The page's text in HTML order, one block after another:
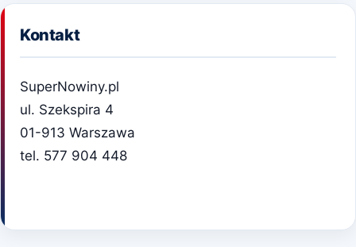
Kontakt
SuperNowiny.pl
ul. Szekspira 4
01-913 Warszawa
tel. 577 904 448